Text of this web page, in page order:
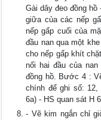
Gài dây đeo đồng
giữa của các nếp
nếp gấp cuối của
đầu nan qua một
cho nếp gấp khít
nối hai đầu của
đồng hồ. Bước 4 :
chính để ghi số:
6a) - HS quan sát H
- Vẽ kim ngắn chỉ